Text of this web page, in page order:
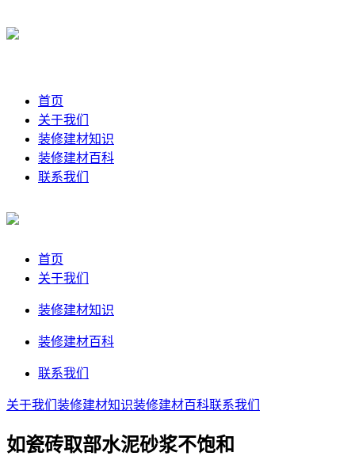
首页
关于我们
装修建材知识
装修建材百科
联系我们
首页
关于我们
装修建材知识
装修建材百科
联系我们
关于我们 装修建材知识装修建材百科联系我们
如瓷砖取部水泥砂浆不饱和